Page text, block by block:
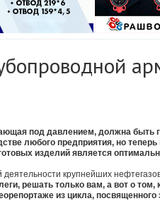
под давлением, должна быть
любого предприятия, но
изделий является
крупнейших
решать только вам, а вот о
из цикла,